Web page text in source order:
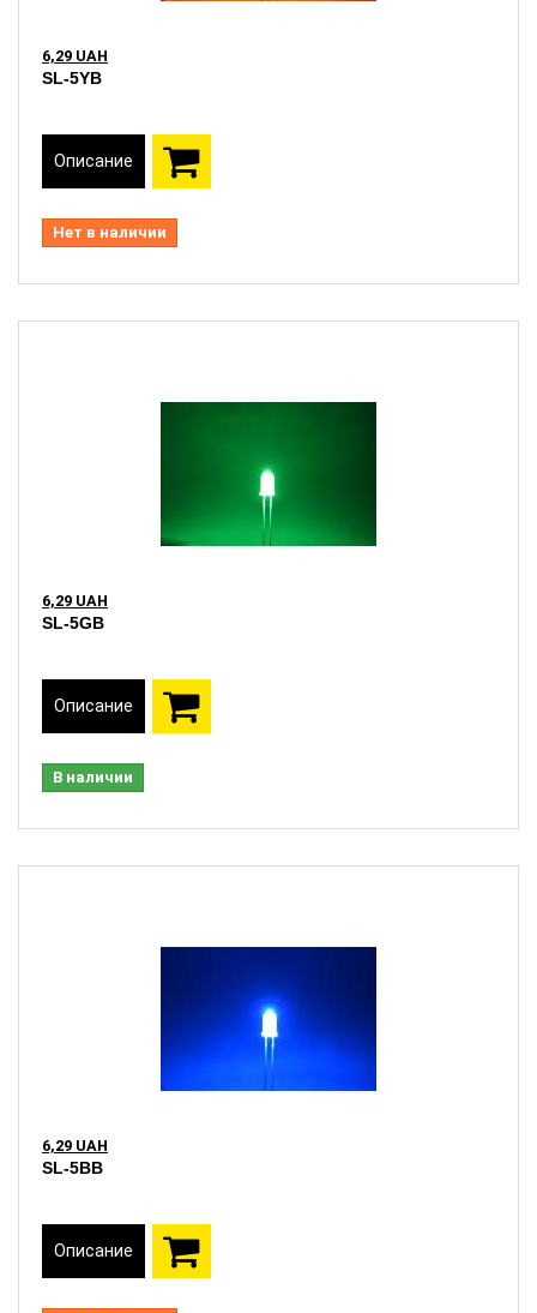
6,29 UAH
SL-5YB
Описание
Нет в наличии
6,29 UAH
SL-5GB
Описание
В наличии
6,29 UAH
SL-5BB
Описание